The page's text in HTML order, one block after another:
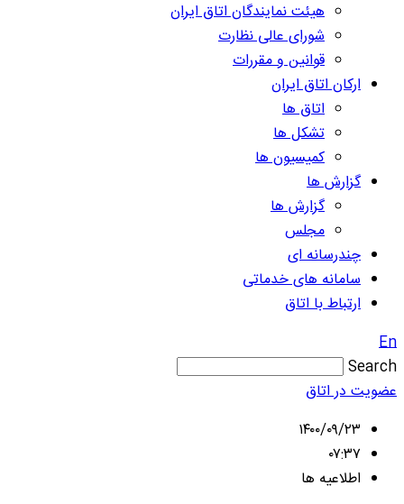
هیئت نمایندگان اتاق ایران
شورای عالی نظارت
قوانین و مقررات
ارکان اتاق ایران
اتاق ها
تشکل ها
کمیسیون ها
گزارش ها
گزارش ها
مجلس
چندرسانه ای
سامانه های خدماتی
ارتباط با اتاق
En
Search
عضویت در اتاق
۱۴۰۰/۰۹/۲۳
۰۷:۳۷
اطلاعیه ها